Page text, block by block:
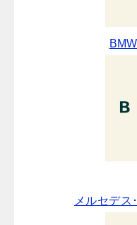
メルセデス